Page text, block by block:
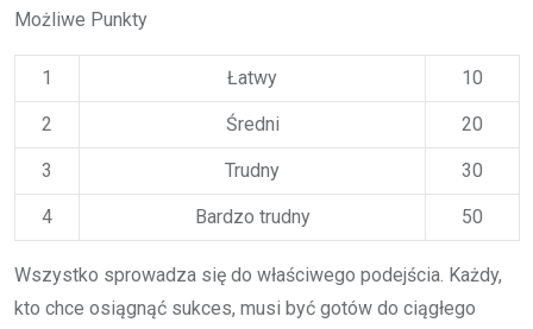
Możliwe Punkty
1 Łatwy 10
2 Średni 20
3 Trudny 30
4 Bardzo trudny 50
Wszystko sprowadza się do właściwego podejścia. Każdy,
kto chce osiągnąć sukces, musi być gotów do ciągłego